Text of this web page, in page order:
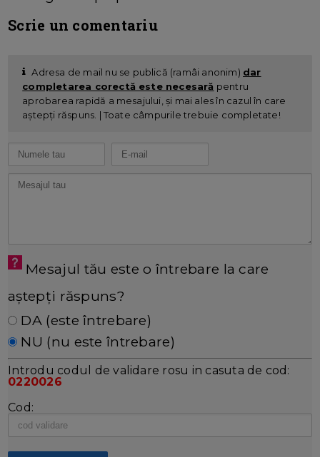
Scrie un comentariu
Adresa de mail nu se publică (ramâi anonim) dar
completarea corectă este necesară pentru
aprobarea rapidă a mesajului, și mai ales în cazul în care
aștepți răspuns. | Toate câmpurile trebuie completate!
Mesajul tău este o întrebare la care
aștepți răspuns?
DA (este întrebare)
NU (nu este întrebare)
Introdu codul de validare rosu in casuta de cod:
0220026
Cod: